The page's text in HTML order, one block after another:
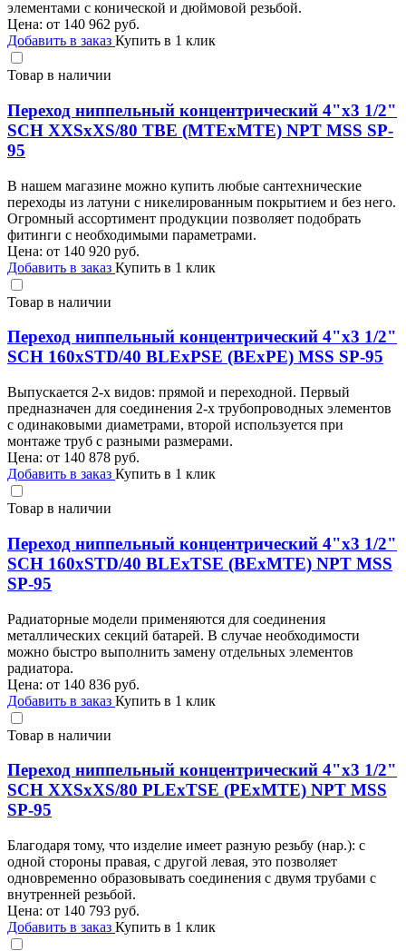
элементами с конической и дюймовой резьбой.
Цена: от 140 962 руб.
Добавить в заказ Купить в 1 клик
Товар в наличии
Переход ниппельный концентрический 4"х3 1/2"
SCH XXSхXS/80 TBE (MTEхMTE) NPT MSS SP-
95
В нашем магазине можно купить любые сантехнические
переходы из латуни с никелированным покрытием и без него.
Огромный ассортимент продукции позволяет подобрать
фитинги с необходимыми параметрами.
Цена: от 140 920 руб.
Добавить в заказ Купить в 1 клик
Товар в наличии
Переход ниппельный концентрический 4"х3 1/2"
SCH 160хSTD/40 BLEхPSE (BEхPE) MSS SP-95
Выпускается 2-х видов: прямой и переходной. Первый
предназначен для соединения 2-х трубопроводных элементов
с одинаковыми диаметрами, второй используется при
монтаже труб с разными размерами.
Цена: от 140 878 руб.
Добавить в заказ Купить в 1 клик
Товар в наличии
Переход ниппельный концентрический 4"х3 1/2"
SCH 160хSTD/40 BLEхTSE (BEхMTE) NPT MSS
SP-95
Радиаторные модели применяются для соединения
металлических секций батарей. В случае необходимости
можно быстро выполнить замену отдельных элементов
радиатора.
Цена: от 140 836 руб.
Добавить в заказ Купить в 1 клик
Товар в наличии
Переход ниппельный концентрический 4"х3 1/2"
SCH XXSхXS/80 PLEхTSE (PEхMTE) NPT MSS
SP-95
Благодаря тому, что изделие имеет разную резьбу (нар.): с
одной стороны правая, с другой левая, это позволяет
одновременно образовывать соединения с двумя трубами с
внутренней резьбой.
Цена: от 140 793 руб.
Добавить в заказ Купить в 1 клик